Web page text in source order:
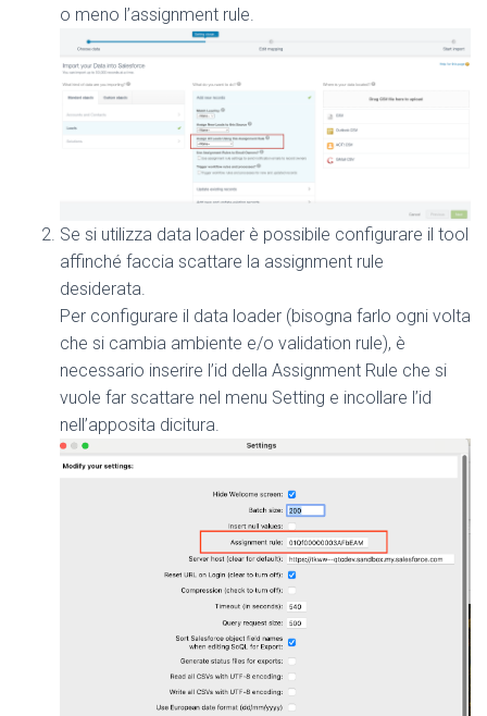
o meno l’assignment rule.
Se si utilizza data loader è possibile configurare il tool
affinché faccia scattare la assignment rule
desiderata.
Per configurare il data loader (bisogna farlo ogni volta
che si cambia ambiente e/o validation rule), è
necessario inserire l’id della Assignment Rule che si
vuole far scattare nel menu Setting e incollare l’id
nell’apposita dicitura.